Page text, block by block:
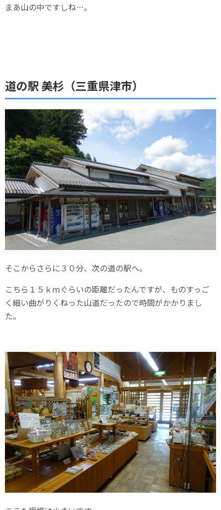
まあ山の中ですしね…。
道の駅 美杉（三重県津市）
そこからさらに３０分、次の道の駅へ。
こちら１５ｋｍぐらいの距離だったんですが、ものすっご
く細い曲がりくねった山道だったので時間がかかりまし
た。